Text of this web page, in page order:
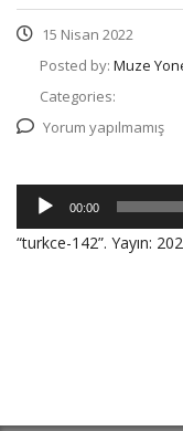
15 Nisan 2022
Posted by: Muze
Categories:
Yorum yapılmamış
Ses
oynatıcı00:00
“turkce-142”. Yayın: